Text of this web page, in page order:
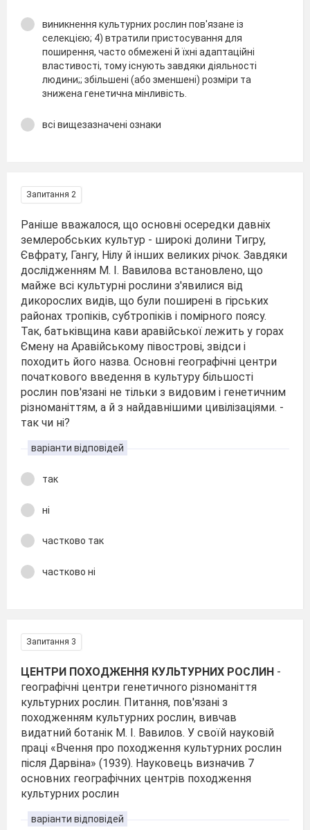
виникнення культурних рослин пов'язане із
селекцією; 4) втратили пристосування для
поширення, часто обмежені й їхні адаптаційні
властивості, тому існують завдяки діяльності
людини;; збільшені (або зменшені) розміри та
знижена генетична мінливість.
всі вищезазначені ознаки
Запитання 2
Раніше вважалося, що основні осередки давніх
землеробських культур - широкі долини Тигру,
Євфрату, Гангу, Нілу й інших великих річок. Завдяки
дослідженням М. І. Вавилова встановлено, що
майже всі культурні рослини з'явилися від
дикорослих видів, що були поширені в гірських
районах тропіків, субтропіків і помірного поясу.
Так, батьківщина кави аравійської лежить у горах
Ємену на Аравійському півострові, звідси і
походить його назва. Основні географічні центри
початкового введення в культуру більшості
рослин пов'язані не тільки з видовим і генетичним
різноманіттям, а й з найдавнішими цивілізаціями. -
так чи ні?
варіанти відповідей
так
ні
частково так
частково ні
Запитання 3
ЦЕНТРИ ПОХОДЖЕННЯ КУЛЬТУРНИХ РОСЛИН -
географічні центри генетичного різноманіття
культурних рослин. Питання, пов'язані з
походженням культурних рослин, вивчав
видатний ботанік М. І. Вавилов. У своїй науковій
праці «Вчення про походження культурних рослин
після Дарвіна» (1939). Науковець визначив 7
основних географічних центрів походження
культурних рослин
варіанти відповідей